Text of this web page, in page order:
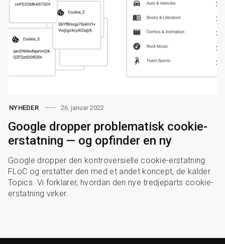
NYHEDER 26. januar 2022
Google dropper problematisk cookie-
erstatning — og opfinder en ny
Google dropper den kontroversielle cookie-erstatning
FLoC og erstatter den med et andet koncept, de kalder
Topics. Vi forklarer, hvordan den nye tredjeparts cookie-
erstatning virker.